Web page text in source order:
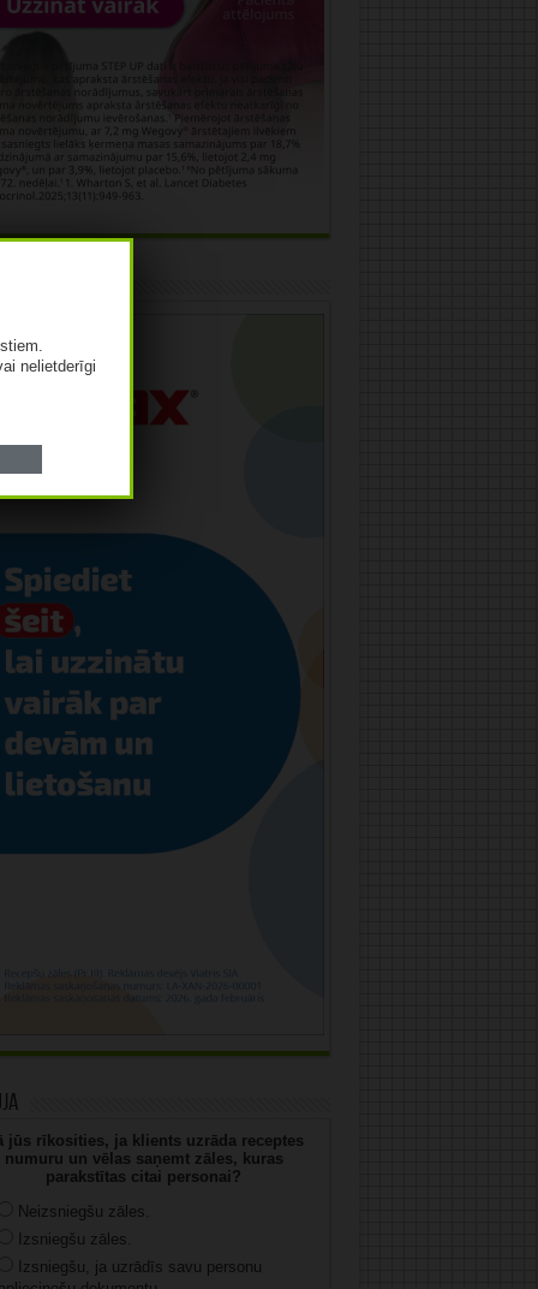
jūs rīkosities, ja klients uzrāda receptes
numuru un vēlas saņemt zāles, kuras
parakstītas citai personai?
Neizsniegšu zāles.
Izsniegšu zāles.
Izsniegšu, ja uzrādīs savu personu
nelietderīgi